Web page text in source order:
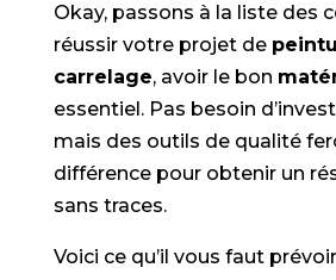
Okay, passons à la liste des
réussir votre projet de
carrelage, avoir le bon
essentiel. Pas besoin
mais des outils de qualité
différence pour obtenir un
sans traces.
Voici ce qu’il vous faut